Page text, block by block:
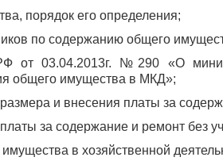
порядок его определения;
по содержанию общего
03.04.2013г. №290 «О
общего имущества в МКД»;
и внесения платы за
за содержание и ремонт без
в хозяйственной